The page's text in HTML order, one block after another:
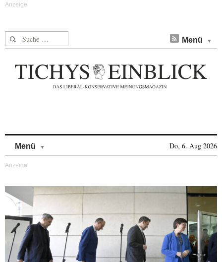
Suche nach: Menü
Menü Do, 6. Aug 2026